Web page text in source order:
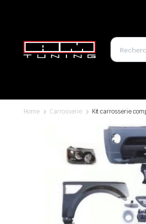
Home Carrosserie Kit carrosserie